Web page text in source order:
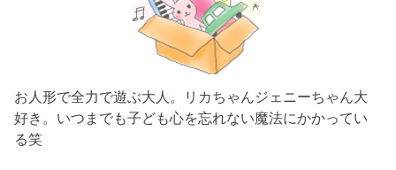
お人形で全力で遊ぶ大人。リカちゃんジェニーちゃん大
好き。いつまでも子ども心を忘れない魔法にかかってい
る笑